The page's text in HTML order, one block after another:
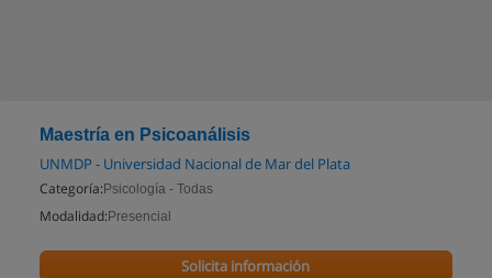
Maestría en Psicoanálisis
UNMDP - Universidad Nacional de Mar del Plata
Categoría: Psicología - Todas
Modalidad: Presencial
Solicita información